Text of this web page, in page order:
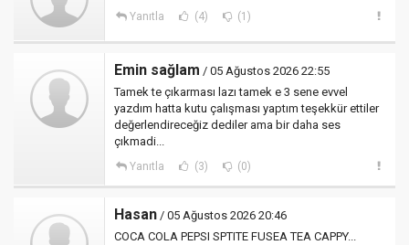
Yanıtla (4) (1)
Emin sağlam / 05 Ağustos 2026 22:55
Tamek te çıkarması lazı tamek e 3 sene evvel
yazdım hatta kutu çalışması yaptım teşekkür ettiler
değerlendireceğiz dediler ama bir daha ses
çıkmadi...
Yanıtla (3) (0)
Hasan / 05 Ağustos 2026 20:46
COCA COLA PEPSI SPTITE FUSEA TEA CAPPY...